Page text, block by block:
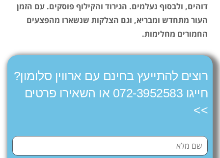
דוהים, ולבסוף נעלמים. הגירוד והקילוף פוסקים. עם הזמן
העור מתחדש ומבריא, וגם הצלקות שנשארו מהפצעים
החמורים מחלימות.
רוצים להתייעץ בחינם עם ארווין סלומון?
חייגו 072-3952583 או השאירו פרטים
>>